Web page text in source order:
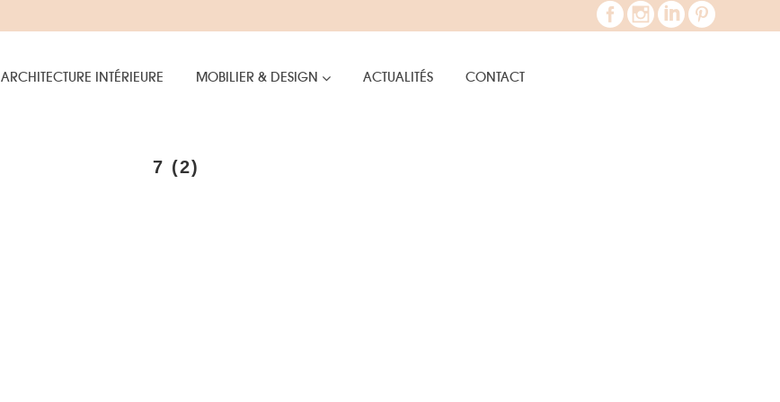
ARCHITECTURE INTÉRIEURE MOBILIER & DESIGN ACTUALITÉS CONTACT
7 (2)